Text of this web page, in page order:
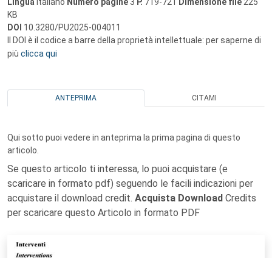
KB
DOI 10.3280/PU2025-004011
Il DOI è il codice a barre della proprietà intellettuale: per saperne di
più clicca qui
ANTEPRIMA CITAMI
Qui sotto puoi vedere in anteprima la prima pagina di questo
articolo.
Se questo articolo ti interessa, lo puoi acquistare (e
scaricare in formato pdf) seguendo le facili indicazioni per
acquistare il download credit. Acquista Download Credits
per scaricare questo Articolo in formato PDF